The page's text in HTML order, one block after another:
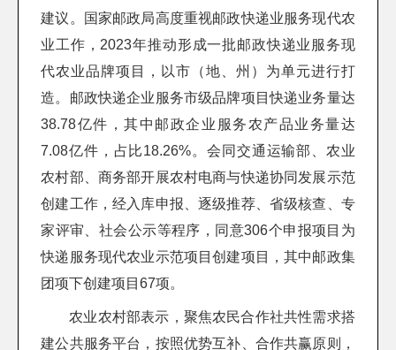
建议。国家邮政局高度重视邮政快递业服务现代农
业工作，2023年推动形成一批邮政快递业服务现
代农业品牌项目，以市（地、州）为单元进行打
造。邮政快递企业服务市级品牌项目快递业务量达
38.78亿件，其中邮政企业服务农产品业务量达
7.08亿件，占比18.26%。会同交通运输部、农业
农村部、商务部开展农村电商与快递协同发展示范
创建工作，经入库申报、逐级推荐、省级核查、专
家评审、社会公示等程序，同意306个申报项目为
快递服务现代农业示范项目创建项目，其中邮政集
团项下创建项目67项。
农业农村部表示，聚焦农民合作社共性需求搭
建公共服务平台，按照优势互补、合作共赢原则，